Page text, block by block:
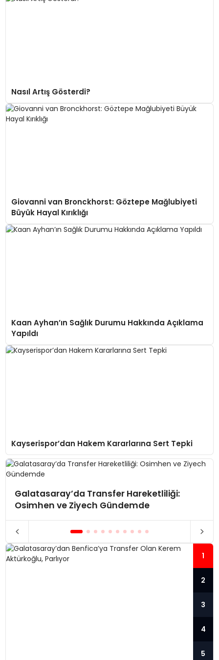
Nasıl Artış Gösterdi?
Giovanni van Bronckhorst: Göztepe Mağlubiyeti
Büyük Hayal Kırıklığı
Kaan Ayhan’ın Sağlık Durumu Hakkında Açıklama
Yapıldı
Kayserispor’dan Hakem Kararlarına Sert Tepki
Galatasaray’da Transfer Hareketliliği:
Osimhen ve Ziyech Gündemde
1
2
3
4
5